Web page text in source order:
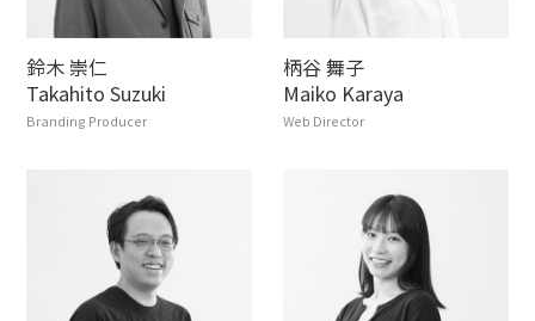
鈴木 崇仁
Takahito Suzuki
Branding Producer
柄谷 舞子
Maiko Karaya
Web Director